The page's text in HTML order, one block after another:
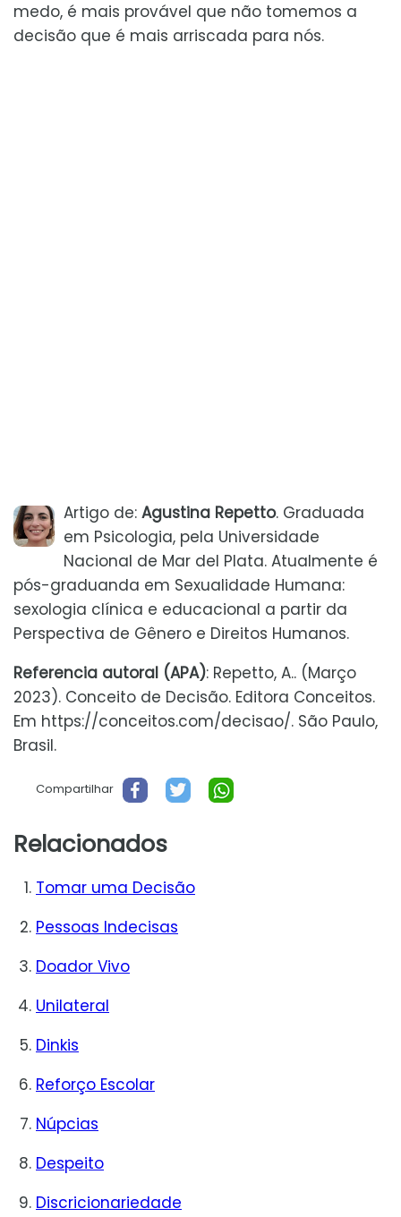
medo, é mais provável que não tomemos a
decisão que é mais arriscada para nós.
Artigo de: Agustina Repetto. Graduada
em Psicologia, pela Universidade
Nacional de Mar del Plata. Atualmente é
pós-graduanda em Sexualidade Humana:
sexologia clínica e educacional a partir da
Perspectiva de Gênero e Direitos Humanos.
Referencia autoral (APA): Repetto, A.. (Março
2023). Conceito de Decisão. Editora Conceitos.
Em https://conceitos.com/decisao/. São Paulo,
Brasil.
Compartilhar
Relacionados
Tomar uma Decisão
Pessoas Indecisas
Doador Vivo
Unilateral
Dinkis
Reforço Escolar
Núpcias
Despeito
Discricionariedade